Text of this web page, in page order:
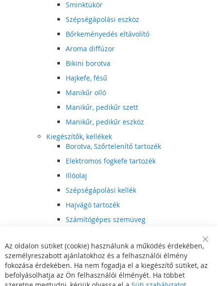
Sminktükör
Szépségápolási eszköz
Bőrkeményedés eltávolító
Aroma diffúzor
Bikini borotva
Hajkefe, fésű
Manikűr olló
Manikűr, pedikűr szett
Manikűr, pedikűr eszköz
Kiegészítők, kellékek
Borotva, Szőrtelenítő tartozék
Elektromos fogkefe tartozék
Illóolaj
Szépségápolási kellék
Hajvágó tartozék
Számítógépes szemüveg
Hajvágó kiegészítő
Szórakoztató elektronika
Multimédia
DVD, BluRay lejátszó
Bar
Az oldalon sütiket (cookie) használunk a működés érdekében,
személyreszabott ajánlatokhoz és a felhasználói élmény
fokozása érdekében. Ha nem fogadja el a kiegészítő sütiket, az
befolyásolhatja az Ön felhasználói élményét. Ha többet